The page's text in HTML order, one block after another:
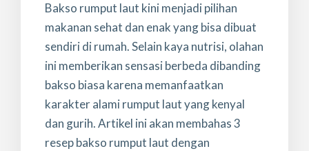
Bakso rumput laut kini menjadi pilihan
makanan sehat dan enak yang bisa dibuat
sendiri di rumah. Selain kaya nutrisi, olahan
ini memberikan sensasi berbeda dibanding
bakso biasa karena memanfaatkan
karakter alami rumput laut yang kenyal
dan gurih. Artikel ini akan membahas 3
resep bakso rumput laut dengan